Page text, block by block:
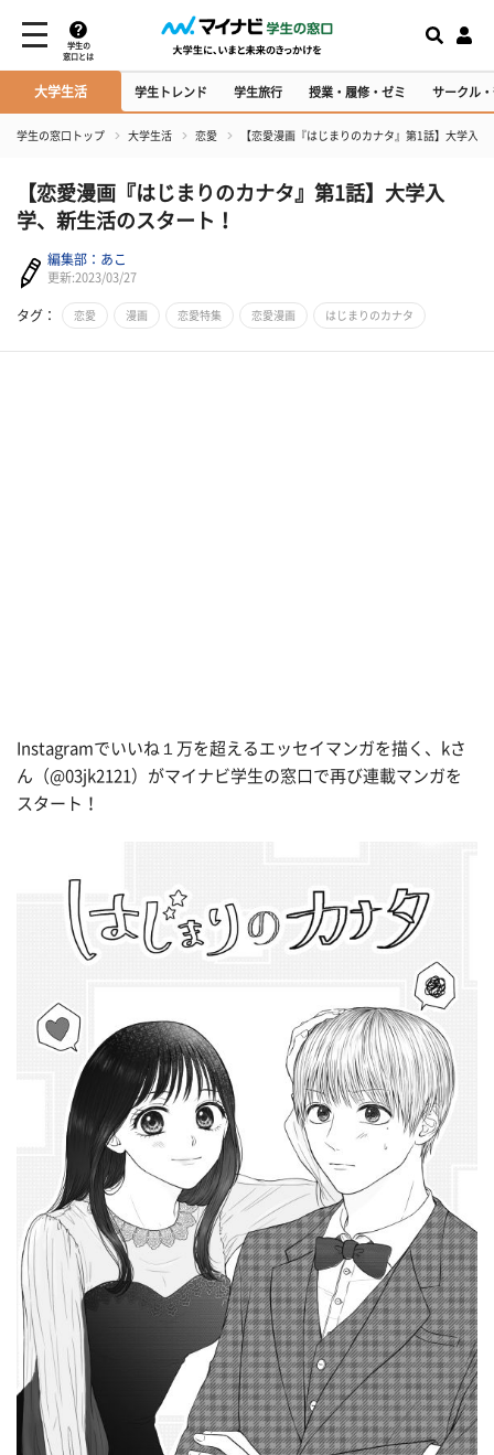
学生の
窓口とは
大学生活 学生トレンド 学生旅行 授業・履修・ゼミ サークル
学生の窓口トップ 大学生活 恋愛 【恋愛漫画『はじまりのカナタ』第1話】大学入
【恋愛漫画『はじまりのカナタ』第1話】大学入
学、新生活のスタート！
編集部：あこ
更新:2023/03/27
タグ： 恋愛 漫画 恋愛特集 恋愛漫画 はじまりのカナタ
Instagramでいいね１万を超えるエッセイマンガを描く、kさ
ん（@03jk2121）がマイナビ学生の窓口で再び連載マンガを
スタート！